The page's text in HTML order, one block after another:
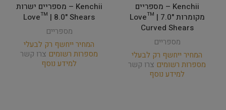
Kenchii – מספריים
מקומרות Love­™ | 7.0"
Curved Shears
מספריים
המחיר ייחשף רק לבעלי
מספרות רשומים צרו קשר
למידע נוסף
Kenchii – מספריים ישרות
Love­™ | 8.0" Shears
מספריים
המחיר ייחשף רק לבעלי
מספרות רשומים צרו קשר
למידע נוסף